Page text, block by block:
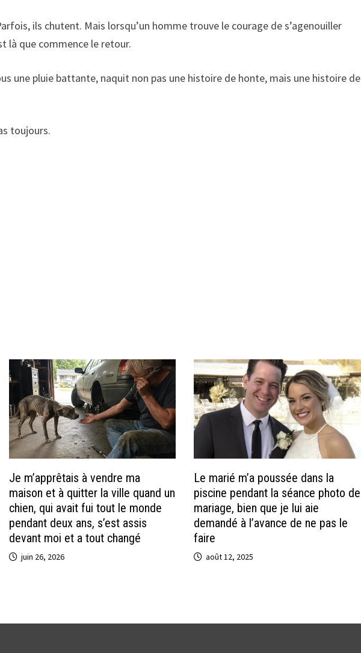
ils chutent. Mais lorsqu’un homme trouve le courage de s’agenouiller
là que commence le retour.
une pluie battante, naquit non pas une histoire de honte, mais une histoire de
toujours.
Je m’apprêtais à vendre ma
maison et à quitter la ville quand un
chien, qui avait fui tout le monde
pendant deux ans, s’est assis
devant moi et a tout changé
juin 26, 2026
Le marié m’a poussée dans la
piscine pendant la séance photo de
mariage, bien que je lui aie
demandé à l’avance de ne pas le
faire
août 12, 2025